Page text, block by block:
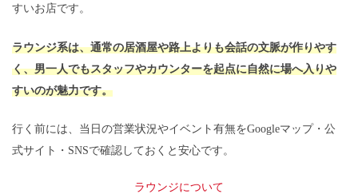
すいお店です。
ラウンジ系は、通常の居酒屋や路上よりも会話の文脈が作りやす
く、男一人でもスタッフやカウンターを起点に自然に場へ入りや
すいのが魅力です。
行く前には、当日の営業状況やイベント有無をGoogleマップ・公
式サイト・SNSで確認しておくと安心です。
ラウンジについて